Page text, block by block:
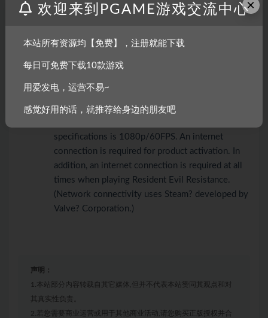
or better
显卡:NVIDIA? GeForce? GTX 1060 or AMD
DirectX 版本:12
网络:宽带互联网连接
存储空间:需要 45 GB 可用空间
specifications is 1080p/60FPS. An internet
connection is required for product activation. In
addition, an internet connection is required at all
times when playing Resident Evil Resistance.
(Network connectivity uses Steam? developed by
Valve? Corporation.)
声明：
1.本站部分内容转载自其它媒体,但并不代表本站赞同其观点和对
其真实性负责。
2.若您需要商业运营或用于其他商业活动,请您购买正版授权并合
×
欢迎来到PGAME游戏交流中心
本站所有资源均【免费】，注册就能下载
每日可免费下载10款游戏
用爱发电，运营不易~
感觉好用的话，就推荐给身边的朋友吧